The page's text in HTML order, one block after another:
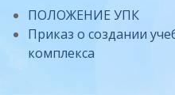
ПОЛОЖЕНИЕ УПК
Приказ о создании
комплекса